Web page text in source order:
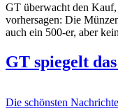
GT überwacht den
vorhersagen: Die
auch ein 500-er, aber
GT spiegelt
Die schönsten